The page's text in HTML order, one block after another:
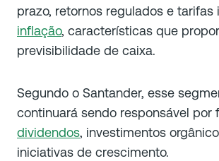
prazo, retornos regulados e tarifas
inflação, características que
previsibilidade de caixa.
Segundo o Santander, esse
continuará sendo responsável por
dividendos, investimentos
iniciativas de crescimento.